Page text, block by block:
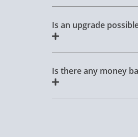
Is an upgrade
Is there any money